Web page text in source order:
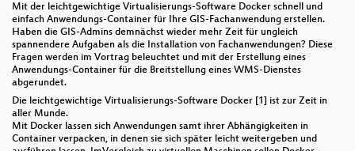
Mit der leichtgewichtige Virtualisierungs-Software Docker schnell und
einfach Anwendungs-Container für Ihre GIS-Fachanwendung erstellen.
Haben die GIS-Admins demnächst wieder mehr Zeit für ungleich
spannendere Aufgaben als die Installation von Fachanwendungen? Diese
Fragen werden im Vortrag beleuchtet und mit der Erstellung eines
Anwendungs-Container für die Breitstellung eines WMS-Dienstes
abgerundet.
Die leichtgewichtige Virtualisierungs-Software Docker [1] ist zur Zeit in
aller Munde.
Mit Docker lassen sich Anwendungen samt ihrer Abhängigkeiten in
Container verpacken, in denen sie sich später leicht weitergeben und